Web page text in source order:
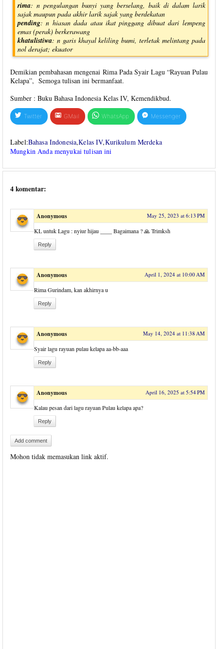
rima: n pengulangan bunyi yang berselang, baik di dalam larik
sajak maupun pada akhir larik sajak yang berdekatan
pending: n hiasan dada atau ikat pinggang dibuat dari lempeng
emas (perak) berkerawang
khatulistiwa: n garis khayal keliling bumi, terletak melintang pada
nol derajat; ekuator
Demikian pembahasan mengenai Rima Pada Syair Lagu “Rayuan Pulau
Kelapa”, Semoga tulisan ini bermanfaat.
Sumber : Buku Bahasa Indonesia Kelas IV, Kemendikbud.
Twitter GMail WhatsApp Messenger
Label:Bahasa Indonesia,Kelas IV,Kurikulum Merdeka
Mungkin Anda menyukai tulisan ini
4 komentar:
Anonymous May 25, 2023 at 6:13 PM
KL untuk Lagu : nyiur hijau ____ Bagaimana ? 🙏 Trimksh
Reply
Anonymous April 1, 2024 at 10:00 AM
Rima Gurindam, kan akhirnya u
Reply
Anonymous May 14, 2024 at 11:38 AM
Syair lagu rayuan pulau kelapa aa-bb-aaa
Reply
Anonymous April 16, 2025 at 5:54 PM
Kalau pesan dari lagu rayuan Pulau kelapa apa?
Reply
Add comment
Mohon tidak memasukan link aktif.